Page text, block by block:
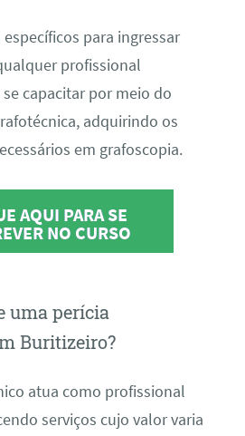
para ingressar
profissional
capacitar por meio do
adquirindo os
em grafoscopia.
AQUI PARA SE
NO CURSO
uma perícia
Buritizeiro?
atua como profissional
serviços cujo valor varia